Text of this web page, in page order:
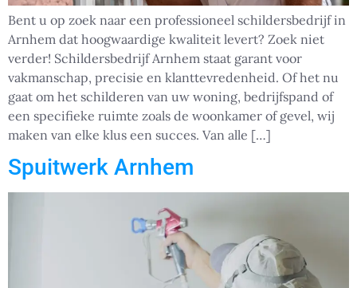
Bent u op zoek naar een professioneel schildersbedrijf in
Arnhem dat hoogwaardige kwaliteit levert? Zoek niet
verder! Schildersbedrijf Arnhem staat garant voor
vakmanschap, precisie en klanttevredenheid. Of het nu
gaat om het schilderen van uw woning, bedrijfspand of
een specifieke ruimte zoals de woonkamer of gevel, wij
maken van elke klus een succes. Van alle […]
Spuitwerk Arnhem